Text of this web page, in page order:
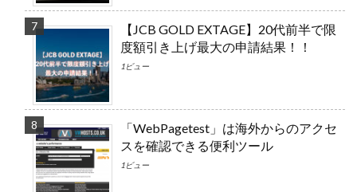
【JCB GOLD EXTAGE】20代前半で限
度額引き上げ最大の申請結果！！
1ビュー
「WebPagetest」は海外からのアクセ
スを確認できる便利ツール
1ビュー